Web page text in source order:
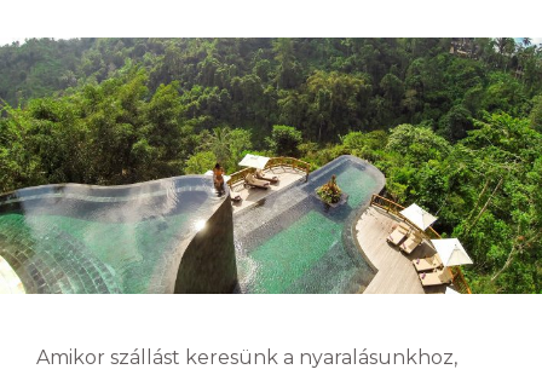
Amikor szállást keresünk a nyaralásunkhoz,